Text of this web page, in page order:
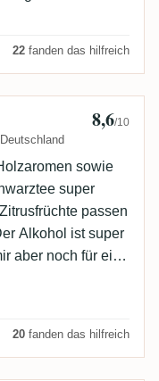
eindeutig ein
Zweifler geben ...).
22 fanden das hilfreich
Deutschland
8,6/10
sowie
super
passen
Alkohol ist super
aber noch für eine
20 fanden das hilfreich